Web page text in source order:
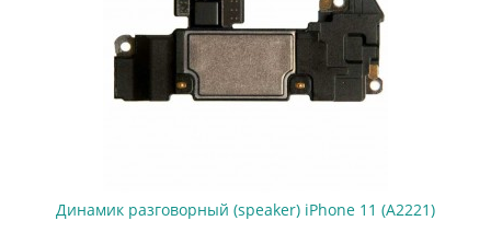
Динамик разговорный (speaker) iPhone 11 (A2221)